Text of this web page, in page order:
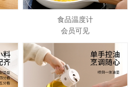
食品温度计
会员可见